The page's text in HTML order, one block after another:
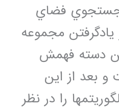
جستجوي فضاي
مجموعه
دسته فهمش
و بعد از اين
را در نظر